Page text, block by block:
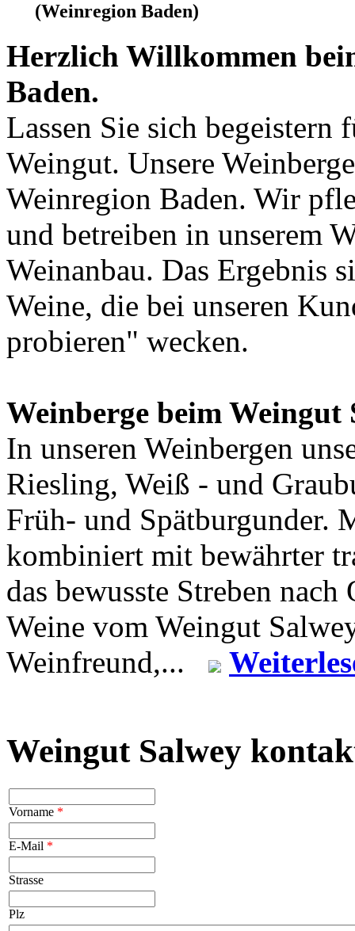
(Weinregion Baden)
Herzlich Willkommen
Baden.
Lassen Sie sich begeistern
Weingut. Unsere
Weinregion Baden. Wir
und betreiben in unserem
Weinanbau. Das Ergebnis
Weine, die bei unseren
probieren" wecken.
Weinberge beim Weingut
In unseren Weinbergen
Riesling, Weiß - und
Früh- und Spätburgunder.
kombiniert mit bewährter
das bewusste Streben
Weine vom Weingut
Weinfreund,...
Weingut Salwey
Vorname *
E-Mail *
Strasse
Plz